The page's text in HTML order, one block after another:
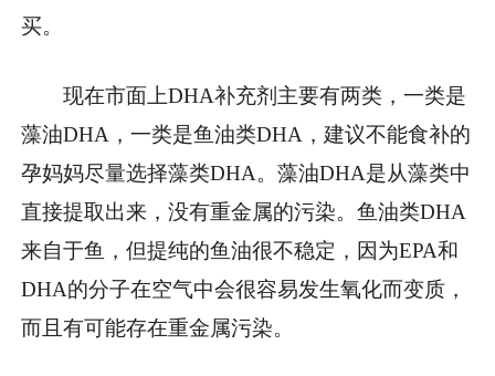
买。
现在市面上DHA补充剂主要有两类，一类是
藻油DHA，一类是鱼油类DHA，建议不能食补的
孕妈妈尽量选择藻类DHA。藻油DHA是从藻类中
直接提取出来，没有重金属的污染。鱼油类DHA
来自于鱼，但提纯的鱼油很不稳定，因为EPA和
DHA的分子在空气中会很容易发生氧化而变质，
而且有可能存在重金属污染。